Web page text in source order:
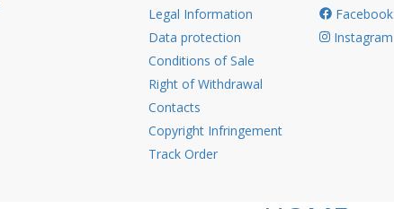
Legal Information
Data protection
Conditions of Sale
Right of Withdrawal
Contacts
Copyright Infringement
Track Order
Facebook
Instagram